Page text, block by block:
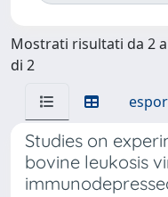
Mostrati risultati da 2
di 2
Studies on
bovine leukosis